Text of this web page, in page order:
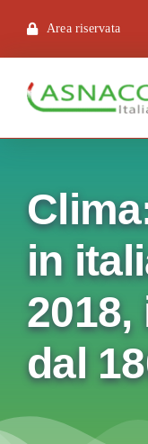
content
Area riservata
Asnacodi Family
Condifesa
Normative
Progetti
Contatti
in
dal